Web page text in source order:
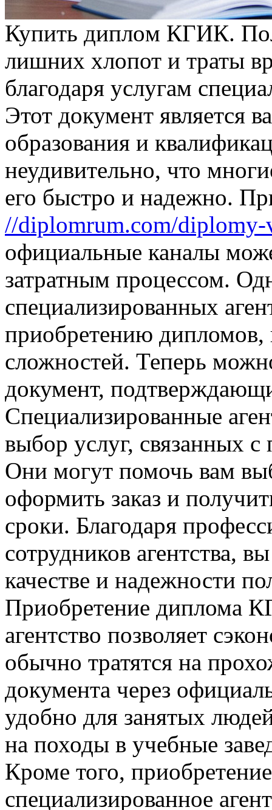
Купить диплoм КГИК.
лишних хлопот и траты
благодаря услугам
Этот документ является
образования и
неудивительно, что
его быстро и надежно.
//diplomrum.com/diplomy-
официальные каналы
затратным процессом.
специализированных
приобретению дипломов,
сложностей. Теперь
документ,
Специализированные
выбор услуг, связанных
Они могут помочь вам
оформить заказ и
сроки. Благодаря
сотрудников агентства,
качестве и надежности
Приобретение диплома
агентство позволяет
обычно тратятся на
документа через
удобно для занятых
на походы в учебные
Кроме того,
специализированное